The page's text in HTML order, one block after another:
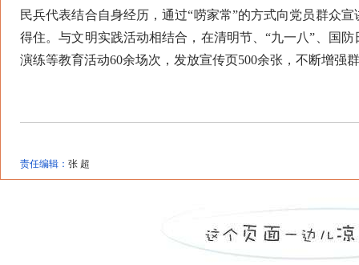
民兵代表结合自身经历，通过“唠家常”的方式向党员群众
得住。与文明实践活动相结合，在清明节、“九一八”、国
演练等教育活动60余场次，发放宣传页500余张，不断增强
责任编辑： 张 超